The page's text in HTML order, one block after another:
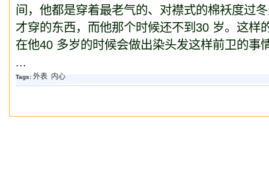
间，他都是穿着最老气的、对襟式的棉袄度过
才穿的东西，而他那个时候还不到30 岁。这样
在他40 多岁的时候会做出染头发这样前卫的事
...
Tags: 外表 内心